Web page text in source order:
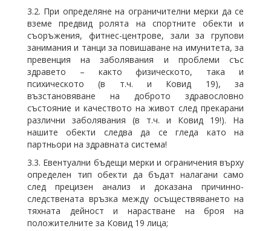
3.2. При определяне на ограничителни мерки да се
вземе предвид ролята на спортните обекти и
съоръжения, фитнес-центрове, зали за групови
занимания и танци за повишаване на имунитета, за
превенция на заболявания и проблеми със
здравето – както физическото, така и
психическото (в т.ч. и Ковид 19), за
възстановяване на доброто здравословно
състояние и качеството на живот след прекарани
различни заболявания (в т.ч. и Ковид 19!). На
нашите обекти следва да се гледа като на
партньори на здравната система!
3.3. Евентуални бъдещи мерки и ограничения върху
определен тип обекти да бъдат налагани само
след прецизен анализ и доказана причинно-
следствената връзка между осъществяването на
тяхната дейност и нарастване на броя на
положителните за Ковид 19 лица;